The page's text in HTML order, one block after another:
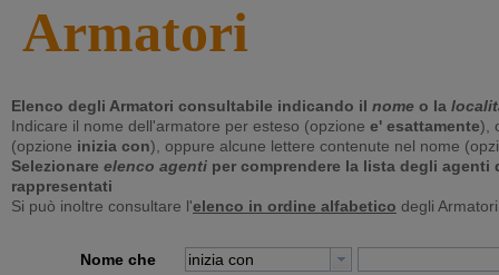
Armatori
Elenco degli Armatori consultabile indicando il nome o la
Indicare il nome dell'armatore per esteso (opzione e' esattamente),
(opzione inizia con), oppure alcune lettere contenute nel nome
Selezionare elenco agenti per comprendere la lista degli agenti
rappresentati
Si può inoltre consultare l'elenco in ordine alfabetico degli
Nome che inizia con